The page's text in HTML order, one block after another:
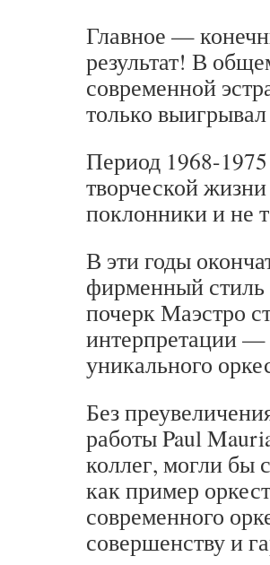
Главное —
результат! В
современной
только
Период 1968-
творческой
поклонники и не
В эти годы
фирменный
почерк Маэстро
интерпретации —
уникального
Без
работы Paul
коллег, могли бы
как пример
современного
совершенству и